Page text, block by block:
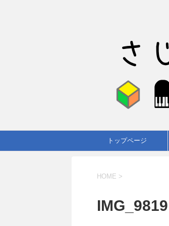
トップページ
HOME >
IMG_9819